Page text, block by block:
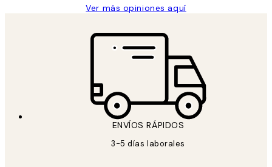
Ver más opiniones aquí
ENVÍOS RÁPIDOS
3-5 días laborales